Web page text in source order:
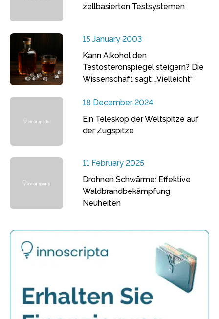
zellbasierten Testsystemen
15 January 2003
Kann Alkohol den
Testosteronspiegel steigern? Die
Wissenschaft sagt: „Vielleicht“
18 December 2024
Ein Teleskop der Weltspitze auf
der Zugspitze
11 February 2025
Drohnen Schwärme: Effektive
Waldbrandbekämpfung
Neuheiten